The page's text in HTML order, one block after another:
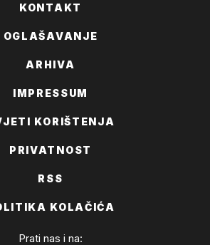
KONTAKT
OGLAŠAVANJE
ARHIVA
IMPRESSUM
KORIŠTENJA
PRIVATNOST
RSS
KOLAČIĆA
Prati nas i na: